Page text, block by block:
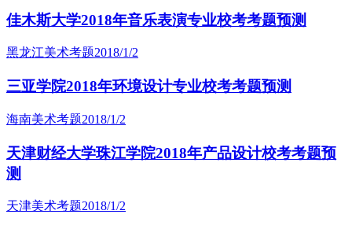
佳木斯大学2018年音乐表演专业校考考题预测
黑龙江美术考题2018/1/2
三亚学院2018年环境设计专业校考考题预测
海南美术考题2018/1/2
天津财经大学珠江学院2018年产品设计校考考题预
测
天津美术考题2018/1/2